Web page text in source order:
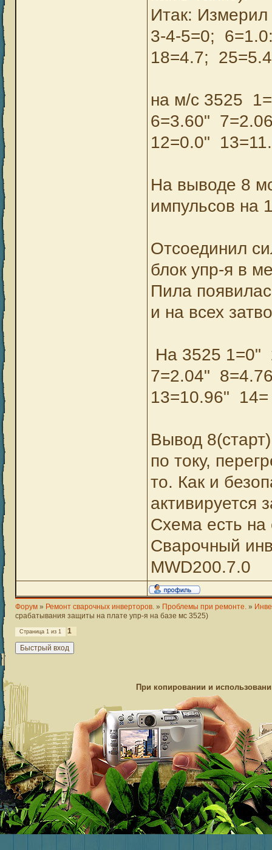
Итак:
3-4-5=0;
18=4.7;
на м/с 3525
6=3.60"
12=0.0"
На выводе 8
импульсов на
Отсоединил
блок упр-я в
Пила
и на всех
На 3525
7=2.04"
13=10.96" 14=
Вывод
по току,
то. Как и
активируется
Схема есть на
Сварочный
MWD200.7.0
Форум » Ремонт сварочных инверторов. » Проблемы при ремонте. »
срабатывания защиты на плате упр-я на базе мс 3525)
Страница 1 из 1 1
При копировании и